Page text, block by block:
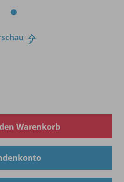
Warenkorb